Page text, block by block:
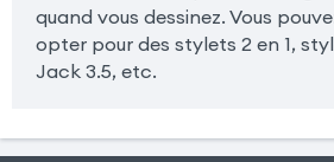
quand vous dessinez. Vous
opter pour des stylets 2 en 1,
Jack 3.5, etc.